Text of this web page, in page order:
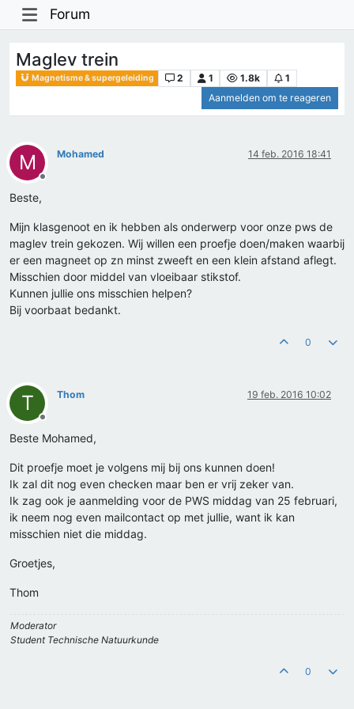
Forum
Maglev trein
Magnetisme & supergeleiding 2 1 1.8k
1
Aanmelden om te reageren
M
Offline
Mohamed 14 feb. 2016 18:41
Beste,
Mijn klasgenoot en ik hebben als onderwerp voor onze pws de
maglev trein gekozen. Wij willen een proefje doen/maken waarbij
er een magneet op zn minst zweeft en een klein afstand aflegt.
Misschien door middel van vloeibaar stikstof.
Kunnen jullie ons misschien helpen?
Bij voorbaat bedankt.
0
T
Offline
Thom 19 feb. 2016 10:02
Beste Mohamed,
Dit proefje moet je volgens mij bij ons kunnen doen!
Ik zal dit nog even checken maar ben er vrij zeker van.
Ik zag ook je aanmelding voor de PWS middag van 25 februari,
ik neem nog even mailcontact op met jullie, want ik kan
misschien niet die middag.
Groetjes,
Thom
Moderator
Student Technische Natuurkunde
0